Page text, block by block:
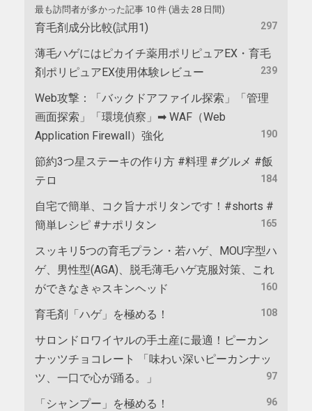
最も訪問者が多かった記事 10 件 (過去 28 日間)
育毛剤成分比較(試用1) 297
薄毛ハゲにはピカイチ薬用ポリピュアEX・育毛
剤ポリピュアEX使用体験レビュー
239
Web攻撃：「バックドアファイル探索」「管理
画面探索」「環境偵察」➡ WAF（Web
Application Firewall）強化
190
節約3つ星ステーキの作り方 #料理 #グルメ #飯
テロ
184
自宅で簡単、コク旨ナポリタンです！#shorts #
簡単レシピ #ナポリタン
165
スッキリ5つの育毛プラン・若ハゲ、MOU字型ハ
ゲ、男性型(AGA)、脱毛薄毛ハゲ克服対策、これ
ができなきゃスキンヘッド
160
育毛剤「ハゲ」を極める！ 108
サロンドロワイヤルの手土産に最適！ピーカン
ナッツチョコレート 「味わい深いピーカンナッ
ツ、一口で心が踊る。」
97
「シャンプー」を極める！ 96